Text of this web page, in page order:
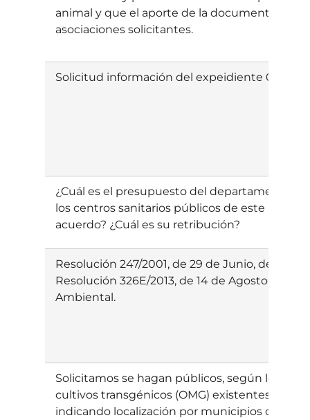
animal y que el aporte de la documentación
asociaciones solicitantes.
Solicitud información del expeidiente
¿Cuál es el presupuesto del departamento
los centros sanitarios públicos de este año?
acuerdo? ¿Cuál es su retribución?
Resolución 247/2001, de 29 de Junio, del
Resolución 326E/2013, de 14 de Agosto, del
Ambiental.
Solicitamos se hagan públicos, según lo
cultivos transgénicos (OMG) existentes en
indicando localización por municipios o